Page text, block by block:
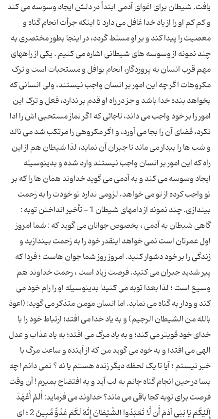
یافت. شیطان براى اغواى آدمى ابتدأ در دلش ایجاد وسوسه مى کند
و کم کم او را از یاد خدا غافل مى دارد تا اینکه جرأت انجام گناه و
معصیت را پیدا کند و بر او مسلط گردد، در اینجا بطور مختصرى به
چند نمونه از وسوسه هاى شیطانى اشاره مى کنیم . یکى از راههاى
مهم قرب انسان به پروردگار، انجام نوافل و مستحبات است و ترک
مکروهات اگر چه این امور بر انسان واجب نیستند، ولى انسانى که
بخواهد بنده خدا باشد و جز در راه او قدم بر ندارد، فعل و ترک این
امور را بر خود واجب مى داند، تاجائى که اگر نماز مستحبى اش را ادا
نکرد، قضاى آن را بجا مى آورد، و اگر مکروهى را مرتکب شد مى نالد
و شب ها را بیدار مى ماند تا جبران آن نماید، لذا شیطان هم از این
راه که این امور بر انسان واجب نیستند وارد شده و بدینوسیله
ایجاد وسوسه مى کند و به آدمى مى گوید خداوند همان ها را که بر
تو واجب کرده از تو مى خواهد، لزومى ندارد تو خودت را به زحمت
بیندازى. چند نمونه از دامهای شیطان 1 - تأخیر انداختن توبه :
گاهى شیطان به آدمى ، بخصوص جوانان مى گوید که : شما امروز
اول عمرتان است نمى خواهد اینقدر خود را به زحمت بیندازید و
زندگى را بر خود دشوار کنید. امروز روز شما جوان هاست ؛ فردا که
پیر شدید جبران مى کنید. فرصت زیاد است ، رحمت خداوند هم
وسیع است ؛ لذا بعدا توبه مى کنید! بدینوسیله او را رام خود مى
کند و ودار به گناه مى نماید. اما انسان مومن متذکر مى گوید: (اعوذ
بالله من الشیطان الرجیم) و به یاد خدا مى افتد؛ ارتباط خود را با
خداى خود قویتر مى کند؛ و به یاد مرگ مى افتد؛ به یاد عذاب و عدل
الهى مى افتد؛ و به خود مى گوید من که از آینده و ساعت مرگ با
خبر نیستم ؛ آیا تا یک لحظه دیگر زنده هستم یا نه ؟ نمى دانم ! چه
بسا در حین انجام گناه جانم به لب آید و به افتضاح بمیرم ! آن وقت
فرصت براى توبه کجا باقى مى ماند؟ خداوند مى فرماید: أَلَمْ أَعْهَدْ
إِلَیْكُمْ یَا بَنِی آدَمَ أَن لَّا تَعْبُدُوا الشَّیْطَانَ إِنَّهُ لَكُمْ عَدُوٌّ مُّبِینٌ 2 ؛ اى